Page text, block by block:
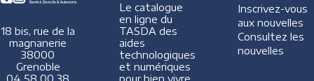
18 bis, rue de la
magnanerie
38000
Grenoble
Le catalogue
en ligne du
TASDA des
aides
technologiques
et numériques
pour bien vivre
Inscrivez-vous
aux nouvelles
Consultez les
nouvelles